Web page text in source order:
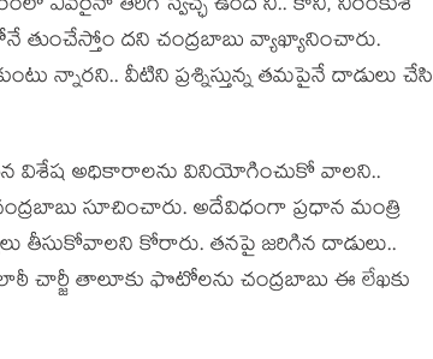
తుంచేస్తోం ద‌ని చంద్ర‌బాబు వ్యాఖ్యానించారు.
న్నారని.. వీటిని ప్ర‌శ్నిస్తున్న త‌మ‌పైనే దాడులు చేసి
త‌న విశేష అధికారాల‌ను వినియోగించుకో వాల‌ని..
సూచించారు. అదేవిధంగా ప్ర‌ధాన మంత్రి
తీసుకోవాల‌ని కోరారు. త‌న‌పై జ‌రిగిన దాడులు..
చార్జీ తాలూకు ఫొటోల‌ను చంద్ర‌బాబు ఈ లేఖ‌కు